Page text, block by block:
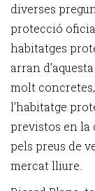
diverses
protecció
habitatges
arran
molt
l’habitatge
previstos en la
pels preus de
mercat lliure.